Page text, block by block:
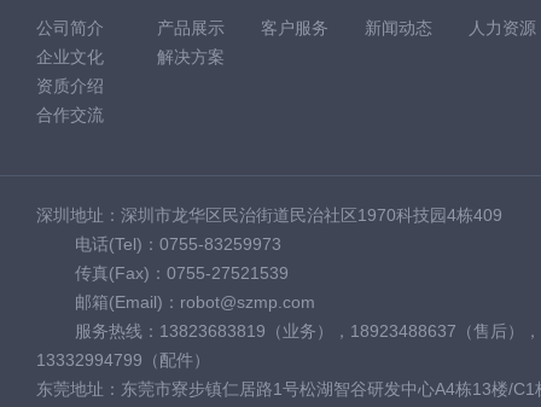
公司简介
企业文化
资质介绍
合作交流
产品展示
解决方案
客户服务
新闻动态
人力资源
深圳地址：深圳市龙华区民治街道民治社区1970科技园4栋409
电话(Tel)：0755-83259973
传真(Fax)：0755-27521539
邮箱(Email)：robot@szmp.com
服务热线：13823683819（业务），18923488637（售后），
13332994799（配件）
东莞地址：东莞市寮步镇仁居路1号松湖智谷研发中心A4栋13楼/C1